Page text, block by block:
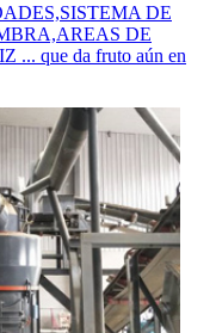
DE
DE
... que da fruto aún en